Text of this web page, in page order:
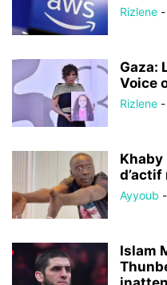
Rizlene -
Gaza:
Voice
Rizlene -
Khaby
Ayyoub -
Islam